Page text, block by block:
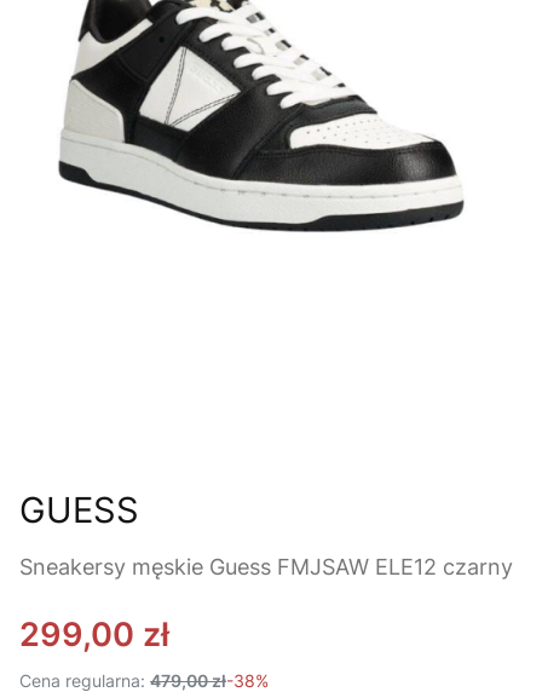
GUESS
Sneakersy męskie Guess FMJSAW ELE12 czarny
299,00 zł
Cena regularna: 479,00 zł-38%